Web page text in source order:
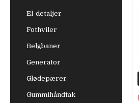
El-detaljer
Fothviler
Belgbaner
Generator
Glødepærer
Gummihåndtak